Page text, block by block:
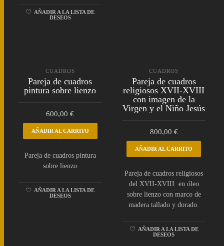
AÑADIR A LA LISTA DE
DESEOS
CUADROS
Pareja de cuadros
pintura sobre lienzo
600,00€
AÑADIR AL CARRITO
Pareja de cuadros pintura
sobre lienzo
AÑADIR A LA LISTA DE
DESEOS
CUADROS
Pareja de cuadros
religiosos XVII-XVIII
con imagen de la
Virgen y el Niño Jesús
800,00 €
AÑADIR AL CARRITO
Pareja de cuadros religiosos
del XVII-XVIII en óleo
sobre lienzo con marco de
madera tallado y dorado.
AÑADIR A LA LISTA DE
DESEOS